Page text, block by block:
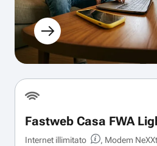
Fastweb Casa FWA
Internet illimitato
, Modem